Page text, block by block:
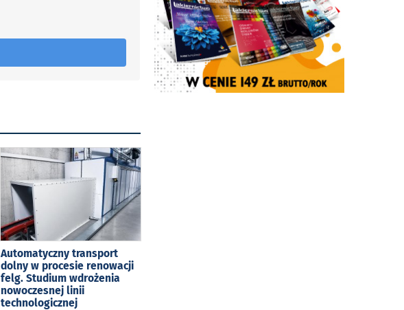
Automatyczny transport
dolny w procesie renowacji
felg. Studium wdrożenia
nowoczesnej linii
technologicznej